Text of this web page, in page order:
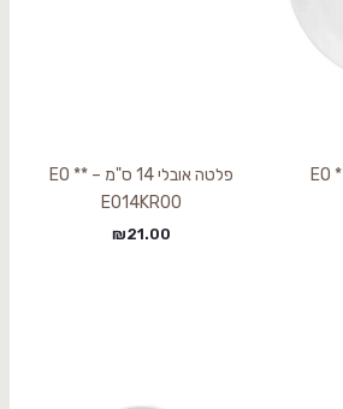
צלחת שטוחה 17 ס"מ EO *
פלטה אובלי 14 ס"מ – EO **
EO14KR00
₪21.00